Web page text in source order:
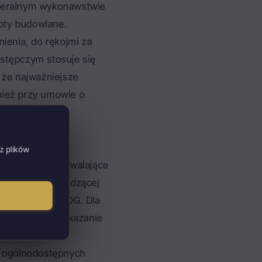
wykonawstwie
budowlane.
do rękojmi za
stosuje się
najważniejsze
przy umowie o
widzę
obu stron, pozwalające
prowadzącej
wpisu do CEIDG. Dla
KRS oraz wskazanie
plików